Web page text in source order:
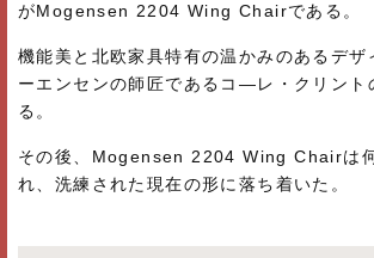
がMogensen 2204 Wing Chairである。
機能美と北欧家具特有の温かみのあるデザ
ーエンセンの師匠であるコ―レ・クリント
る。
その後、Mogensen 2204 Wing Chairは
れ、洗練された現在の形に落ち着いた。